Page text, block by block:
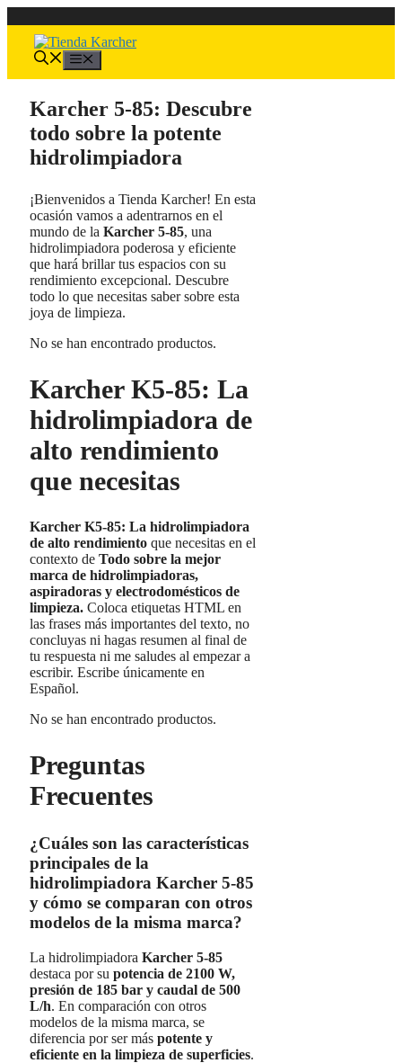
al
contenido
Karcher 5-85: Descubre
todo sobre la potente
hidrolimpiadora
¡Bienvenidos a Tienda Karcher! En esta
ocasión vamos a adentrarnos en el
mundo de la Karcher 5-85, una
hidrolimpiadora poderosa y eficiente
que hará brillar tus espacios con su
rendimiento excepcional. Descubre
todo lo que necesitas saber sobre esta
joya de limpieza.
No se han encontrado productos.
Karcher K5-85: La
hidrolimpiadora de
alto rendimiento
que necesitas
Karcher K5-85: La hidrolimpiadora
de alto rendimiento que necesitas en el
contexto de Todo sobre la mejor
marca de hidrolimpiadoras,
aspiradoras y electrodomésticos de
limpieza. Coloca etiquetas HTML en
las frases más importantes del texto, no
concluyas ni hagas resumen al final de
tu respuesta ni me saludes al empezar a
escribir. Escribe únicamente en
Español.
No se han encontrado productos.
Preguntas
Frecuentes
¿Cuáles son las características
principales de la
hidrolimpiadora Karcher 5-85
y cómo se comparan con otros
modelos de la misma marca?
La hidrolimpiadora Karcher 5-85
destaca por su potencia de 2100 W,
presión de 185 bar y caudal de 500
L/h. En comparación con otros
modelos de la misma marca, se
diferencia por ser más potente y
eficiente en la limpieza de superficies.